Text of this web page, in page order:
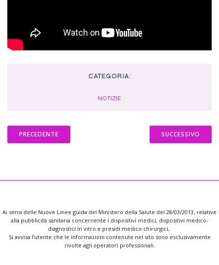
CATEGORIA:
NOTIZIE
PRECEDENTE SUCCESSIVO
Ai sensi delle Nuove Linee guida del Ministero della Salute del 28/03/2013, relative
alla pubblicità sanitaria concernente i dispositivi medici, dispositivi medico-
diagnostici in vitro e presidi medico chirurgici,
Si avvisa l’utente che le informazioni contenute nel sito sono esclusivamente
rivolte agli operatori professionali.